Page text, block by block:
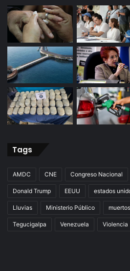
Tags
AMDC CNE Congreso Nacional
Donald Trump EEUU estados
Lluvias Ministerio Público muertos
Tegucigalpa Venezuela Violencia